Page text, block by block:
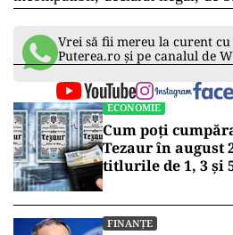
Vrei să fii mereu la curent
Puterea.ro și pe canalul de
ECONOMIE
Cum poți
Tezaur în august
titlurile de 1, 3 și
FINANȚE